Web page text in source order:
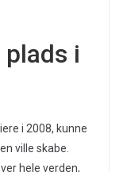
i
i 2008, kunne
ville skabe.
hele verden,